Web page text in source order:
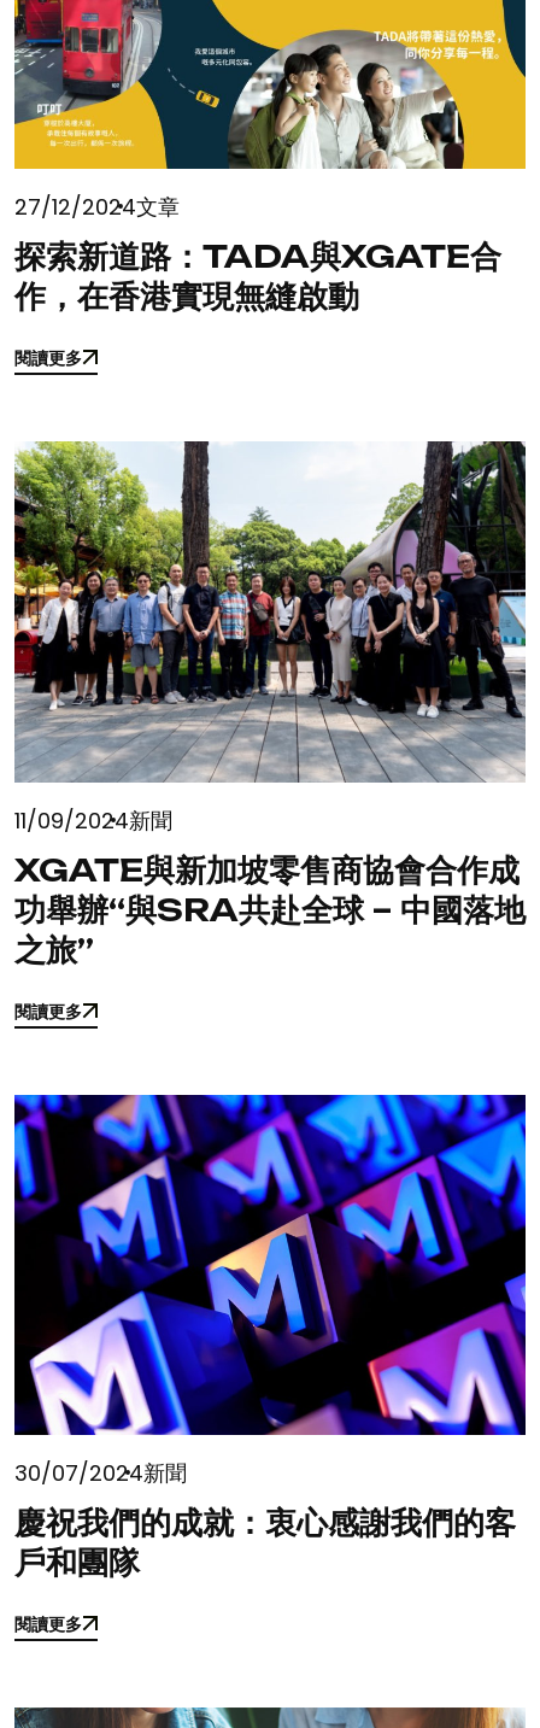
27/12/2024文章
探索新道路：TADA與XGATE合
作，在香港實現無縫啟動
閱讀更多
閱讀更多
11/09/2024新聞
XGATE與新加坡零售商協會合作成
功舉辦“與SRA共赴全球 – 中國落地
之旅”
閱讀更多
閱讀更多
30/07/2024新聞
慶祝我們的成就：衷心感謝我們的客
戶和團隊
閱讀更多
閱讀更多